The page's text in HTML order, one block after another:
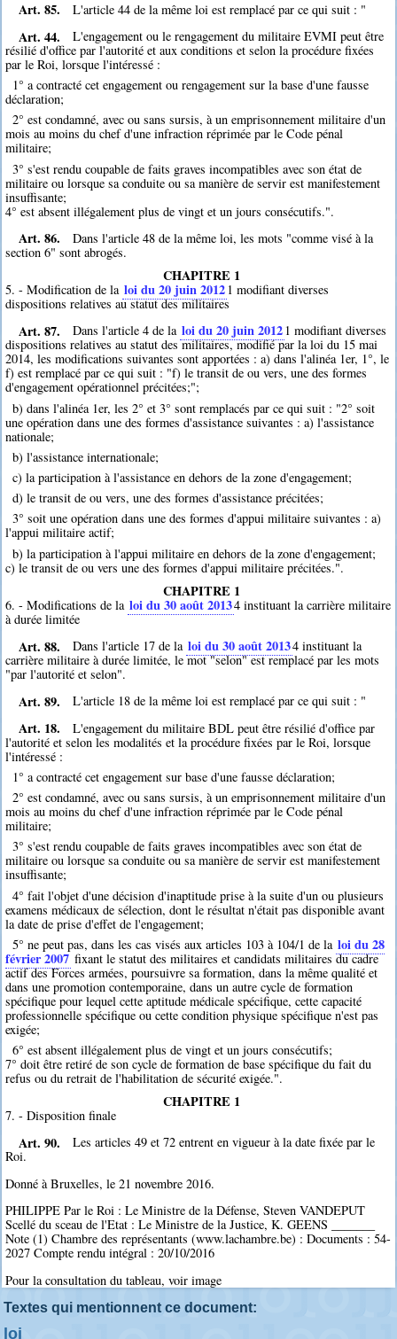
Art. 85. L'article 44 de la même loi est remplacé par ce qui suit : "
Art. 44.
L'engagement ou le rengagement du militaire EVMI peut être
résilié d'office par l'autorité et aux conditions et selon la procédure fixées
par le Roi, lorsque l'intéressé :
1° a contracté cet engagement ou rengagement sur la base d'une fausse
déclaration;
2° est condamné, avec ou sans sursis, à un emprisonnement militaire d'un
mois au moins du chef d'une infraction réprimée par le Code pénal
militaire;
3° s'est rendu coupable de faits graves incompatibles avec son état de
militaire ou lorsque sa conduite ou sa manière de servir est manifestement
insuffisante;
4° est absent illégalement plus de vingt et un jours consécutifs.".
Art. 86.
Dans l'article 48 de la même loi, les mots "comme visé à la
section 6" sont abrogés.
CHAPITRE 1
5. - Modification de la loi du 20 juin 2012 1 modifiant diverses
dispositions relatives au statut des militaires
Art. 87. Dans l'article 4 de la loi du 20 juin 2012 1 modifiant diverses
dispositions relatives au statut des militaires, modifié par la loi du 15 mai
2014, les modifications suivantes sont apportées : a) dans l'alinéa 1er, 1°, le
f) est remplacé par ce qui suit : "f) le transit de ou vers, une des formes
d'engagement opérationnel précitées;";
b) dans l'alinéa 1er, les 2° et 3° sont remplacés par ce qui suit : "2° soit
une opération dans une des formes d'assistance suivantes : a) l'assistance
nationale;
b) l'assistance internationale;
c) la participation à l'assistance en dehors de la zone d'engagement;
d) le transit de ou vers, une des formes d'assistance précitées;
3° soit une opération dans une des formes d'appui militaire suivantes : a)
l'appui militaire actif;
b) la participation à l'appui militaire en dehors de la zone d'engagement;
c) le transit de ou vers une des formes d'appui militaire précitées.".
CHAPITRE 1
6. - Modifications de la loi du 30 août 20134 instituant la carrière militaire
à durée limitée
Art. 88. Dans l'article 17 de la loi du 30 août 20134 instituant la
carrière militaire à durée limitée, le mot "selon" est remplacé par les mots
"par l'autorité et selon".
Art. 89. L'article 18 de la même loi est remplacé par ce qui suit : "
Art. 18.
L'engagement du militaire BDL peut être résilié d'office par
l'autorité et selon les modalités et la procédure fixées par le Roi, lorsque
l'intéressé :
1° a contracté cet engagement sur base d'une fausse déclaration;
2° est condamné, avec ou sans sursis, à un emprisonnement militaire d'un
mois au moins du chef d'une infraction réprimée par le Code pénal
militaire;
3° s'est rendu coupable de faits graves incompatibles avec son état de
militaire ou lorsque sa conduite ou sa manière de servir est manifestement
insuffisante;
4° fait l'objet d'une décision d'inaptitude prise à la suite d'un ou plusieurs
examens médicaux de sélection, dont le résultat n'était pas disponible avant
la date de prise d'effet de l'engagement;
5° ne peut pas, dans les cas visés aux articles 103 à 104/1 de la loi du 28
février 2007 fixant le statut des militaires et candidats militaires du cadre
actif des Forces armées, poursuivre sa formation, dans la même qualité et
dans une promotion contemporaine, dans un autre cycle de formation
spécifique pour lequel cette aptitude médicale spécifique, cette capacité
professionnelle spécifique ou cette condition physique spécifique n'est pas
exigée;
6° est absent illégalement plus de vingt et un jours consécutifs;
7° doit être retiré de son cycle de formation de base spécifique du fait du
refus ou du retrait de l'habilitation de sécurité exigée.".
CHAPITRE 1
7. - Disposition finale
Art. 90.
Les articles 49 et 72 entrent en vigueur à la date fixée par le
Roi.
Donné à Bruxelles, le 21 novembre 2016.
PHILIPPE Par le Roi : Le Ministre de la Défense, Steven VANDEPUT
Scellé du sceau de l'Etat : Le Ministre de la Justice, K. GEENS _______
Note (1) Chambre des représentants (www.lachambre.be) : Documents : 54-
2027 Compte rendu intégral : 20/10/2016
Pour la consultation du tableau, voir image
Textes qui mentionnent ce document:
loi